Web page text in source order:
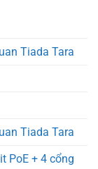
Tiada Tara
Tiada Tara
PoE + 4 cổng